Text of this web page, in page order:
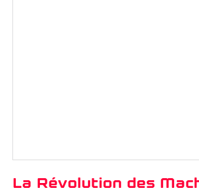
La Révolution des